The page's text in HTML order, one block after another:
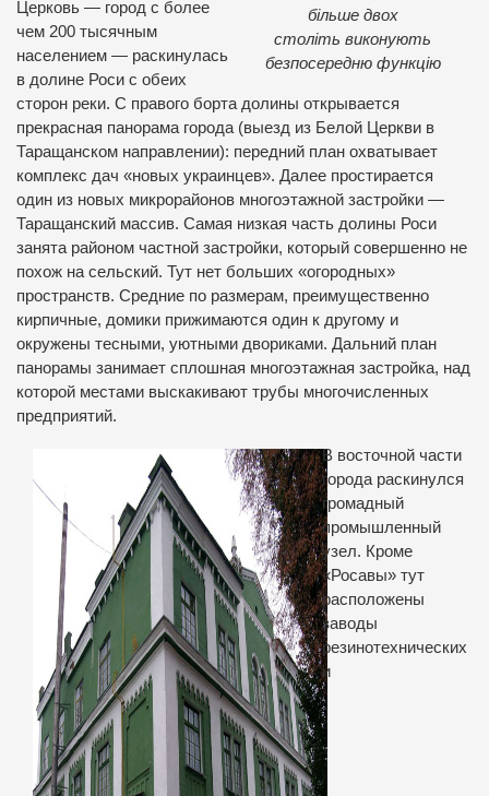
більше двох
століть виконують
безпосередню функцію
Церковь — город с более
чем 200 тысячным
населением — раскинулась
в долине Роси с обеих
сторон реки. С правого борта долины открывается
прекрасная панорама города (выезд из Белой Церкви в
Таращанском направлении): передний план охватывает
комплекс дач «новых украинцев». Далее простирается
один из новых микрорайонов многоэтажной застройки —
Таращанский массив. Самая низкая часть долины Роси
занята районом частной застройки, который совершенно не
похож на сельский. Тут нет больших «огородных»
пространств. Средние по размерам, преимущественно
кирпичные, домики прижимаются один к другому и
окружены тесными, уютными двориками. Дальний план
панорамы занимает сплошная многоэтажная застройка, над
которой местами выскакивают трубы многочисленных
предприятий.
В восточной части
города раскинулся
громадный
промышленный
узел. Кроме
«Росавы» тут
расположены
заводы
резинотехнических
и